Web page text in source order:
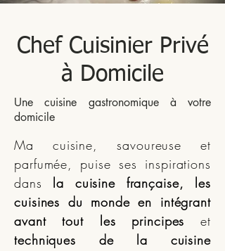
Chef Cuisinier Privé
à Domicile
Une cuisine gastronomique à votre
domicile
Ma cuisine, savoureuse et
parfumée, puise ses inspirations
dans la cuisine française, les
cuisines du mondeen intégrant
avant tout les principeset
techniques de la cuisine